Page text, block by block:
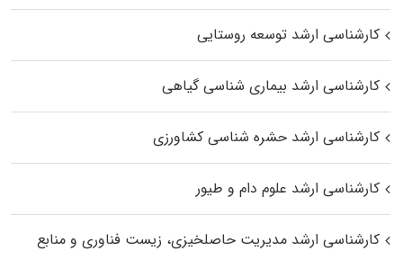
کارشناسی ارشد توسعه روستایی
کارشناسی ارشد بیماری‌ شناسی گیاهی
کارشناسی ارشد حشره‌ شناسی کشاورزی
کارشناسی ارشد علوم دام و طیور
کارشناسی ارشد مدیریت حاصلخیزی، زیست فناوری و منابع